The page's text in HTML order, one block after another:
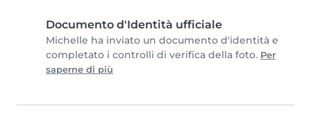
Documento d'Identità ufficiale
Michelle ha inviato un documento d'identità e
completato i controlli di verifica della foto. Per
saperne di più